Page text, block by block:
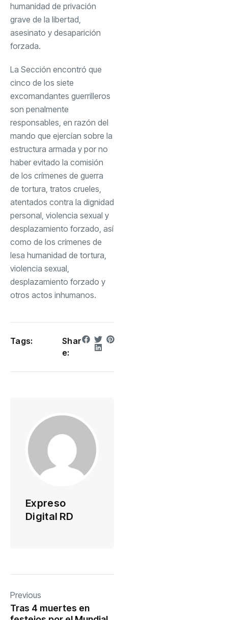
humanidad de privación
grave de la libertad,
asesinato y desaparición
forzada.
La Sección encontró que
cinco de los siete
excomandantes guerrilleros
son penalmente
responsables, en razón del
mando que ejercían sobre la
estructura armada y por no
haber evitado la comisión
de los crímenes de guerra
de tortura, tratos crueles,
atentados contra la dignidad
personal, violencia sexual y
desplazamiento forzado, así
como de los crímenes de
lesa humanidad de tortura,
violencia sexual,
desplazamiento forzado y
otros actos inhumanos.
Tags:
Shar
e:
Expreso
Digital RD
Previous
Tras 4 muertes en